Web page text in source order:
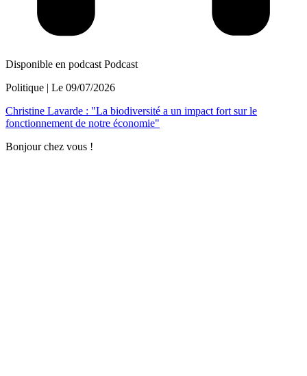
Disponible en podcast Podcast
Politique | Le 09/07/2026
Christine Lavarde : "La biodiversité a un impact fort sur le
fonctionnement de notre économie"
Bonjour chez vous !